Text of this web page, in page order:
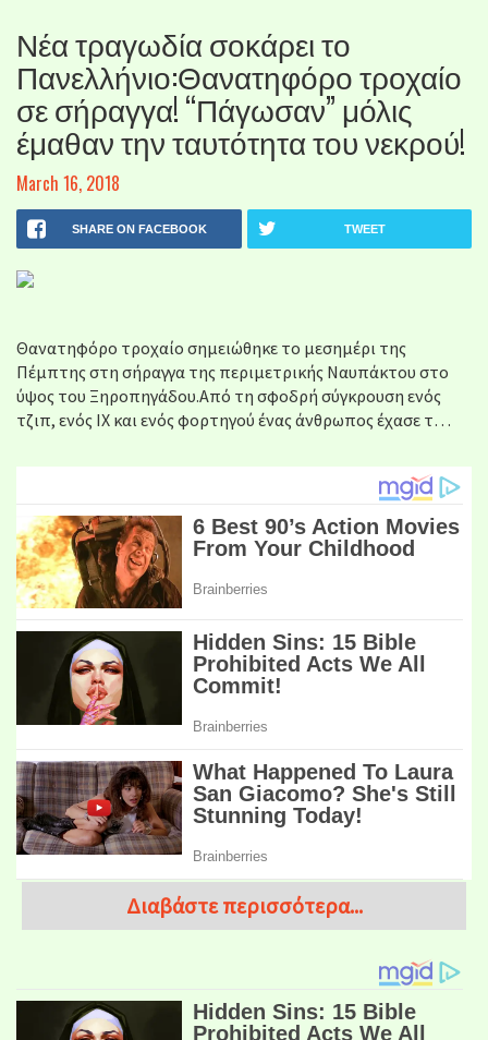
Νέα τραγωδία σοκάρει το
Πανελλήνιο:Θανατηφόρο τροχαίο
σε σήραγγα! “Πάγωσαν” μόλις
έμαθαν την ταυτότητα του νεκρού!
March 16, 2018
SHARE ON FACEBOOK TWEET
Θανατηφόρο τροχαίο σημειώθηκε το μεσημέρι της
Πέμπτης στη σήραγγα της περιμετρικής Ναυπάκτου στο
ύψος του Ξηροπηγάδου.Από τη σφοδρή σύγκρουση ενός
τζιπ, ενός ΙΧ και ενός φορτηγού ένας άνθρωπος έχασε τ…
Διαβάστε περισσότερα...